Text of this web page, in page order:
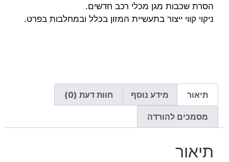
הסרת שכבות מגן מכלי רכב חדשים.
ניקוי קווי ייצור בתעשיית המזון בכלל ובמחלבות בפרט.
תיאור מידע נוסף חוות דעת (0)
מסמכים להורדה
תיאור